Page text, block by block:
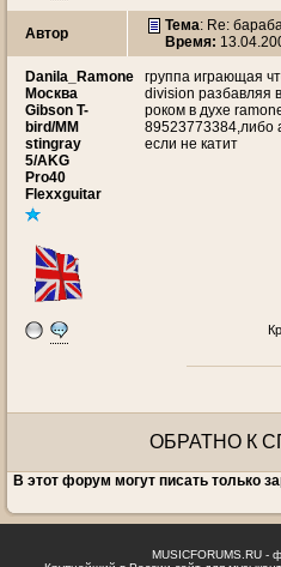
Автор Тема: Re:
Время:
Danila_Ramone
Москва
Gibson T-
bird/MM
stingray
5/AKG
Pro40
Flexxguitar
группа играющая
division разбавляя
роком в духе
89523773384,либо
если не катит
ОБРАТНО К
В этот форум могут писать только
MUSICFORUMS.RU -